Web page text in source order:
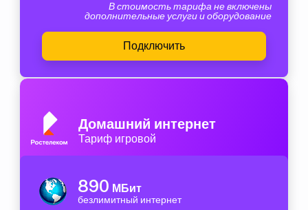
В стоимость тарифа не включены
дополнительные услуги и оборудование
Подключить
Домашний интернет
Тариф игровой
890 МБит
безлимитный интернет